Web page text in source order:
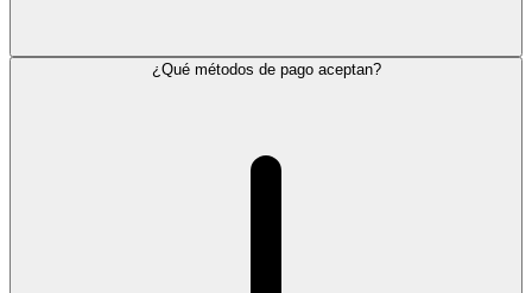
¿Qué métodos de pago aceptan?